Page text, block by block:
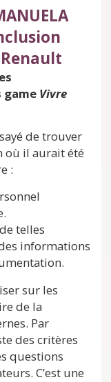
game Vivre
de trouver
où il aurait été
:
telles
informations
sur les
de la
Par
des critères
questions
C’est une